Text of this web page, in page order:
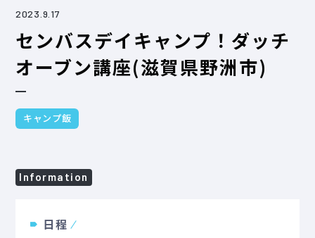
2023.9.17
センバスデイキャンプ！ダッチ
オーブン講座(滋賀県野洲市)
キャンプ飯
Information
日程